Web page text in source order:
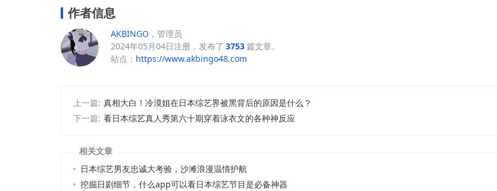
作者信息
AKBINGO ，管理员
2024年05月04日注册，发布了 3753篇文章。
站点： https://www.akbingo48.com
上一篇: 真相大白！冷漠姐在日本综艺界被黑背后的原因是什么？
下一篇: 看日本综艺真人秀第六十期穿着泳衣文的各种神反应
相关文章
日本综艺男友忠诚大考验，沙滩浪漫温情护航
挖掘日剧细节，什么app可以看日本综艺节目是必备神器